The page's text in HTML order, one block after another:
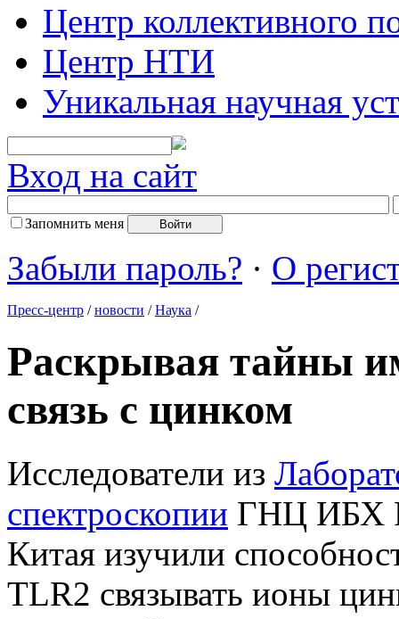
Центр коллективного
Центр НТИ
Уникальная научная
Вход на сайт
Запомнить меня
Забыли пароль? · О
Пресс-центр /новости /Наука /
Раскрывая тайны
связь с цинком
Исследователи из
спектроскопии ГНЦ ИБХ
Китая изучили
TLR2 связывать ионы